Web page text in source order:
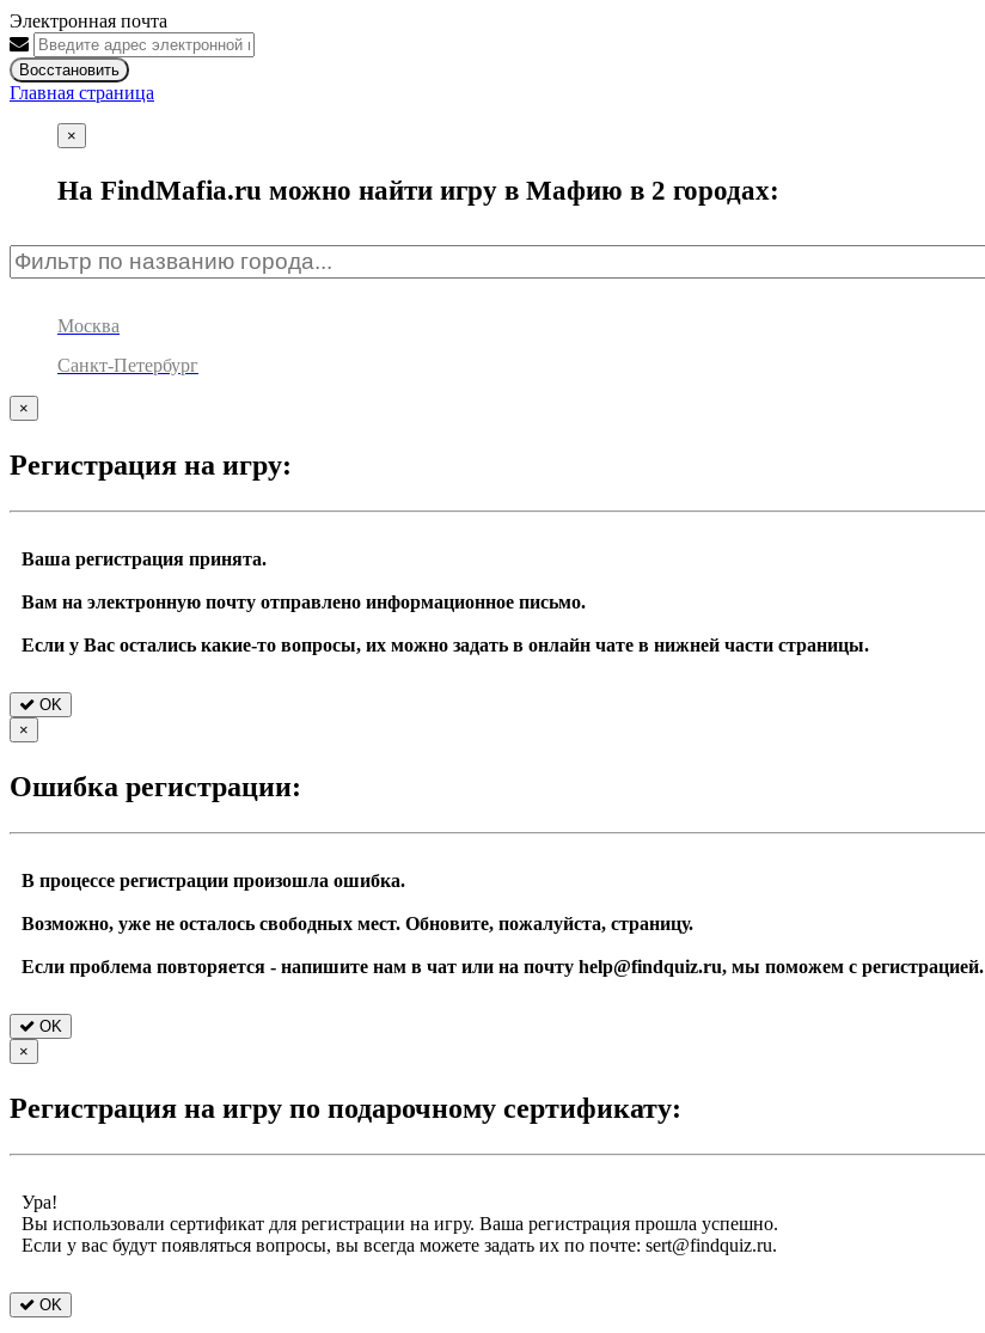
Электронная почта
Восстановить
Главная страница
×
На FindMafia.ru можно найти игру в Мафию в 2 городах:
Москва
Санкт-Петербург
×
Регистрация на игру:
Ваша регистрация принята.
Вам на электронную почту отправлено информационное письмо.
Если у Вас остались какие-то вопросы, их можно задать в онлайн чате в нижней части страницы.
OK
×
Ошибка регистрации:
В процессе регистрации произошла ошибка.
Возможно, уже не осталось свободных мест. Обновите, пожалуйста, страницу.
Если проблема повторяется - напишите нам в чат или на почту help@findquiz.ru, мы поможем с регистрацией.
OK
×
Регистрация на игру по подарочному сертификату:
Ура!
Вы использовали сертификат для регистрации на игру. Ваша регистрация прошла успешно.
Если у вас будут появляться вопросы, вы всегда можете задать их по почте: sert@findquiz.ru.
OK